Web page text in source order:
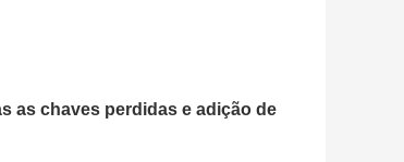
as chaves perdidas e adição de